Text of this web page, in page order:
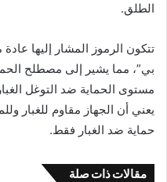
الطلق.
تتكون الرموز المشار إليها
بي”، مما يشير إلى مصطلح
حماية ضد الغبار فقط.
مقالات ذات صلة